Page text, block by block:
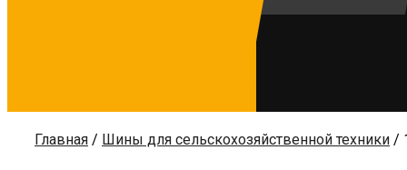
Главная / Шины для сельскохозяйственной техники /